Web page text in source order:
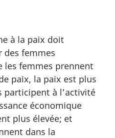
à la paix doit
des femmes
les femmes prennent
paix, la paix est plus
participent à l’activité
économique
plus élevée; et
dans la